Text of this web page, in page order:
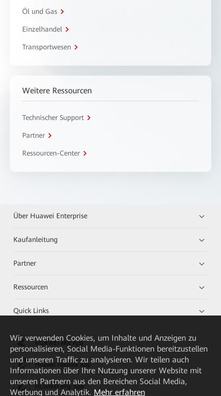
Öl und Gas
Einzelhandel
Transportwesen
Weitere Ressourcen
Technischer Support
Partner
Ressourcen-Center
Über Huawei Enterprise
Kaufanleitung
Partner
Ressourcen
Quick Links
HUAWEI eKit App
Huawei HiKnow App
HUAWEI eFly App
Wir verwenden Cookies, um Inhalte und Anzeigen zu
personalisieren, Social Media-Funktionen bereitzustellen
und unseren Traffic zu analysieren. Wir teilen auch
Informationen über Ihre Nutzung unserer Website mit
unseren Partnern aus den Bereichen Social Media,
Werbung und Analytik. Mehr erfahren